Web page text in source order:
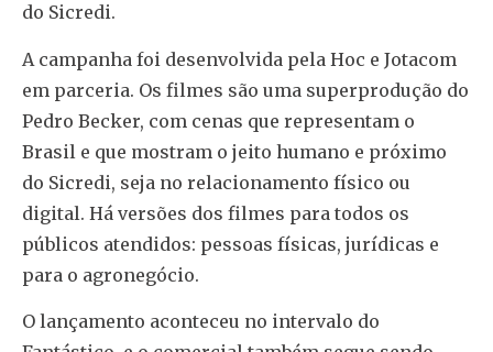
do Sicredi.
A campanha foi desenvolvida pela Hoc e Jotacom
em parceria. Os filmes são uma superprodução do
Pedro Becker, com cenas que representam o
Brasil e que mostram o jeito humano e próximo
do Sicredi, seja no relacionamento físico ou
digital. Há versões dos filmes para todos os
públicos atendidos: pessoas físicas, jurídicas e
para o agronegócio.
O lançamento aconteceu no intervalo do